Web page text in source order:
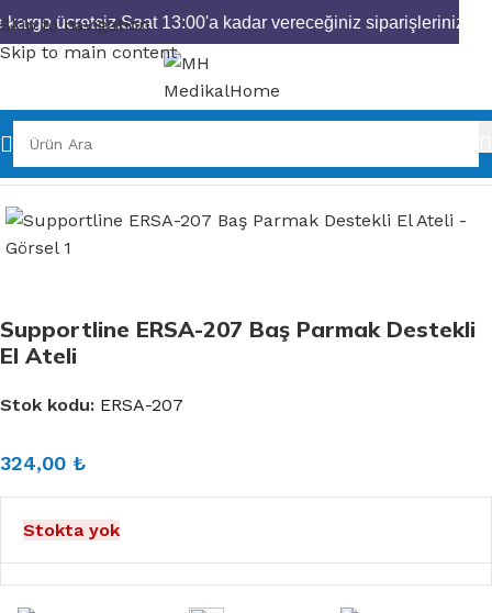
Skip to navigation
Skip to main content
Ana Sayfa
Supportline ERSA-207 Baş Parmak Destekli
El Ateli
Stok kodu: ERSA-207
324,00 ₺
Stokta yok
ücretsiz.Saat 13:00'a kadar vereceğiniz siparişleriniz